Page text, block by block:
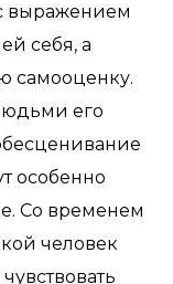
выражением
себя, а
самооценку.
его
особенно
Со временем
человек